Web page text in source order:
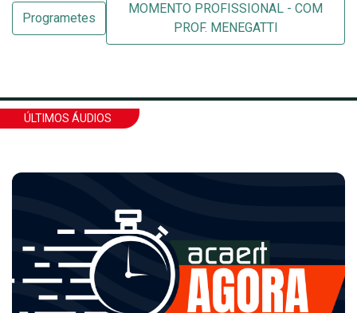
Programetes
MOMENTO PROFISSIONAL - COM
PROF. MENEGATTI
ÚLTIMOS ÁUDIOS